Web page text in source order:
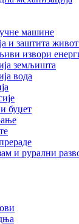
машине
и заштита
извори
земљишта
вода
буџет
и рурални